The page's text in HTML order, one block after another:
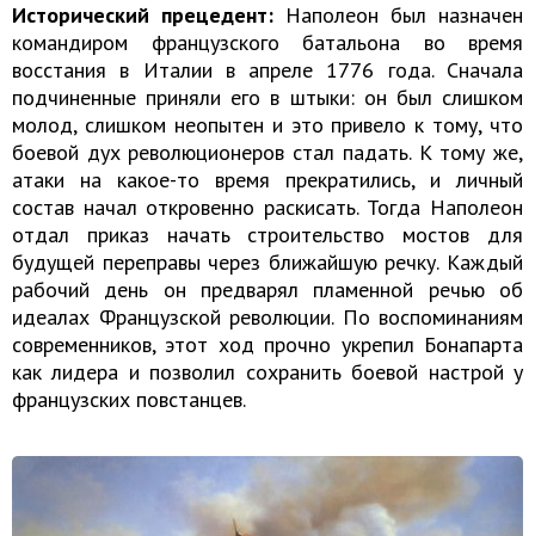
Исторический прецедент: Наполеон был назначен
командиром французского батальона во время
восстания в Италии в апреле 1776 года. Сначала
подчиненные приняли его в штыки: он был слишком
молод, слишком неопытен и это привело к тому, что
боевой дух революционеров стал падать. К тому же,
атаки на какое-то время прекратились, и личный
состав начал откровенно раскисать. Тогда Наполеон
отдал приказ начать строительство мостов для
будущей переправы через ближайшую речку. Каждый
рабочий день он предварял пламенной речью об
идеалах Французской революции. По воспоминаниям
современников, этот ход прочно укрепил Бонапарта
как лидера и позволил сохранить боевой настрой у
французских повстанцев.